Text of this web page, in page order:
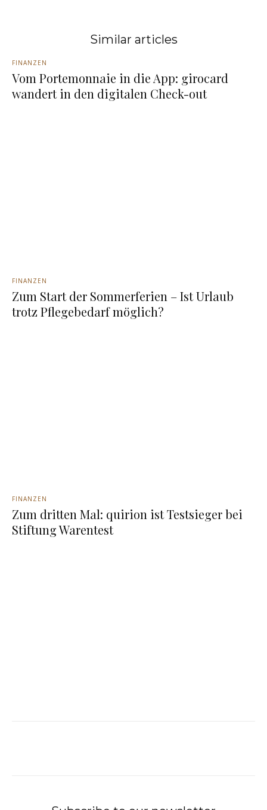
Similar articles
FINANZEN
Vom Portemonnaie in die App: girocard
wandert in den digitalen Check-out
FINANZEN
Zum Start der Sommerferien – Ist Urlaub
trotz Pflegebedarf möglich?
FINANZEN
Zum dritten Mal: quirion ist Testsieger bei
Stiftung Warentest